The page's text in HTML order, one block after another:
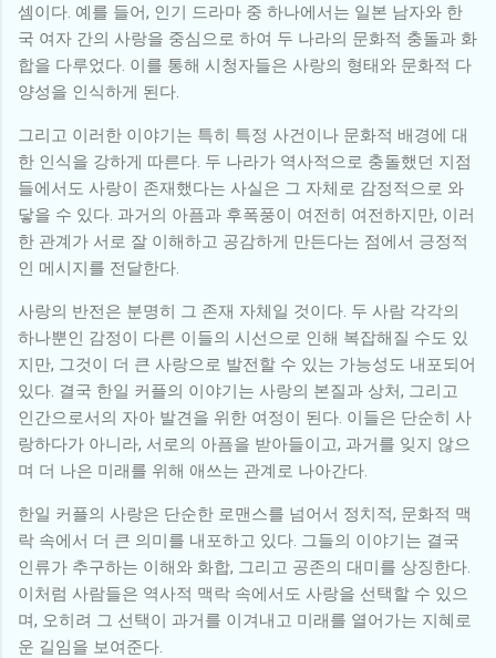
셈이다. 예를 들어, 인기 드라마 중 하나에서는 일본 남자와 한
국 여자 간의 사랑을 중심으로 하여 두 나라의 문화적 충돌과 화
합을 다루었다. 이를 통해 시청자들은 사랑의 형태와 문화적 다
양성을 인식하게 된다.
그리고 이러한 이야기는 특히 특정 사건이나 문화적 배경에 대
한 인식을 강하게 따른다. 두 나라가 역사적으로 충돌했던 지점
들에서도 사랑이 존재했다는 사실은 그 자체로 감정적으로 와
닿을 수 있다. 과거의 아픔과 후폭풍이 여전히 여전하지만, 이러
한 관계가 서로 잘 이해하고 공감하게 만든다는 점에서 긍정적
인 메시지를 전달한다.
사랑의 반전은 분명히 그 존재 자체일 것이다. 두 사람 각각의
하나뿐인 감정이 다른 이들의 시선으로 인해 복잡해질 수도 있
지만, 그것이 더 큰 사랑으로 발전할 수 있는 가능성도 내포되어
있다. 결국 한일 커플의 이야기는 사랑의 본질과 상처, 그리고
인간으로서의 자아 발견을 위한 여정이 된다. 이들은 단순히 사
랑하다가 아니라, 서로의 아픔을 받아들이고, 과거를 잊지 않으
며 더 나은 미래를 위해 애쓰는 관계로 나아간다.
한일 커플의 사랑은 단순한 로맨스를 넘어서 정치적, 문화적 맥
락 속에서 더 큰 의미를 내포하고 있다. 그들의 이야기는 결국
인류가 추구하는 이해와 화합, 그리고 공존의 대미를 상징한다.
이처럼 사람들은 역사적 맥락 속에서도 사랑을 선택할 수 있으
며, 오히려 그 선택이 과거를 이겨내고 미래를 열어가는 지혜로
운 길임을 보여준다.